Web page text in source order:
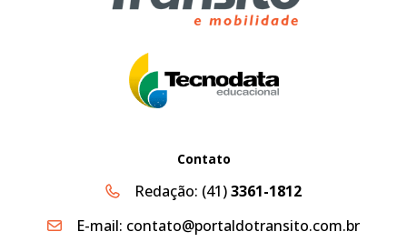
Contato
Redação: (41)3361-1812
E-mail: contato@portaldotransito.com.br